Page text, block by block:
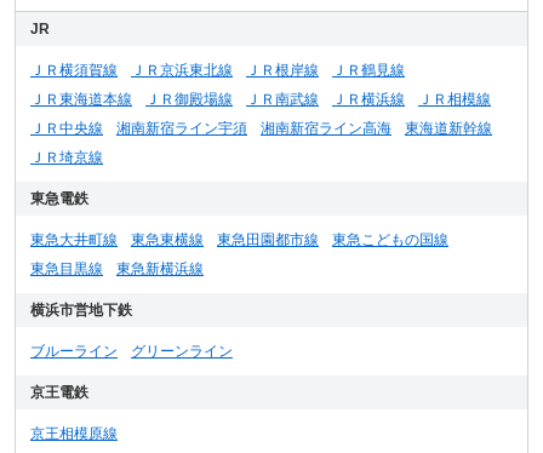
JR
ＪＲ横須賀線 ＪＲ京浜東北線 ＪＲ根岸線
ＪＲ鶴見線
ＪＲ東海道本線
ＪＲ御殿場線 ＪＲ南武線 ＪＲ横浜線
ＪＲ相模線
ＪＲ中央線
湘南新宿ライン宇須 湘南新宿ライン高海
東海道新幹線
ＪＲ埼京線
東急電鉄
東急大井町線 東急東横線 東急田園都市線
東急こどもの国線
東急目黒線
東急新横浜線
横浜市営地下鉄
ブルーライン グリーンライン
京王電鉄
京王相模原線